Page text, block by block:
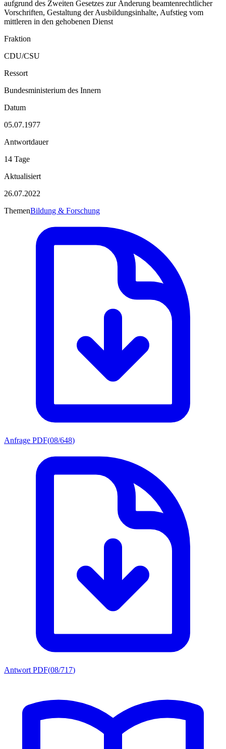
aufgrund des Zweiten Gesetzes zur Änderung beamtenrechtlicher
Vorschriften, Gestaltung der Ausbildungsinhalte, Aufstieg vom
mittleren in den gehobenen Dienst
Fraktion
CDU/CSU
Ressort
Bundesministerium des Innern
Datum
05.07.1977
Antwortdauer
14 Tage
Aktualisiert
26.07.2022
ThemenBildung & Forschung
Anfrage PDF(08/648)
Antwort PDF(08/717)